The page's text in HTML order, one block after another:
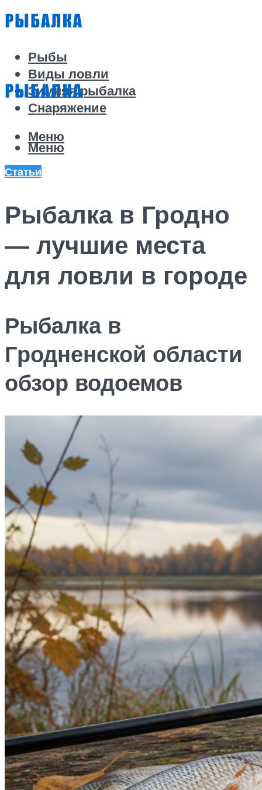
Рыбы
Виды ловли
Зимняя рыбалка
Снаряжение
Меню
Меню
Статьи
Рыбалка в Гродно
— лучшие места
для ловли в городе
Рыбалка в
Гродненской области
обзор водоемов